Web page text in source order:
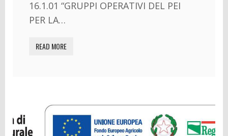
16.1.01 “GRUPPI OPERATIVI DEL PEI
PER LA…
READ MORE